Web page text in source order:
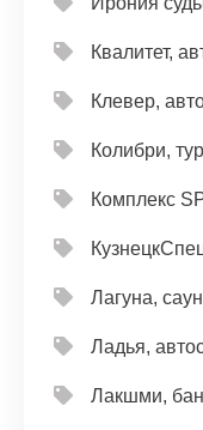
Квалитет,
Клевер,
Колибри,
Комплекс
Лагуна,
Ладья,
Лакшми,